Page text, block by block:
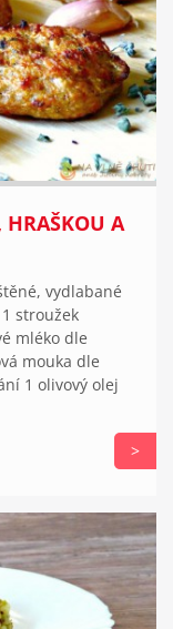
HRAŠKOU A
vydlabané
stroužek
mléko dle
mouka dle
1 olivový olej
>